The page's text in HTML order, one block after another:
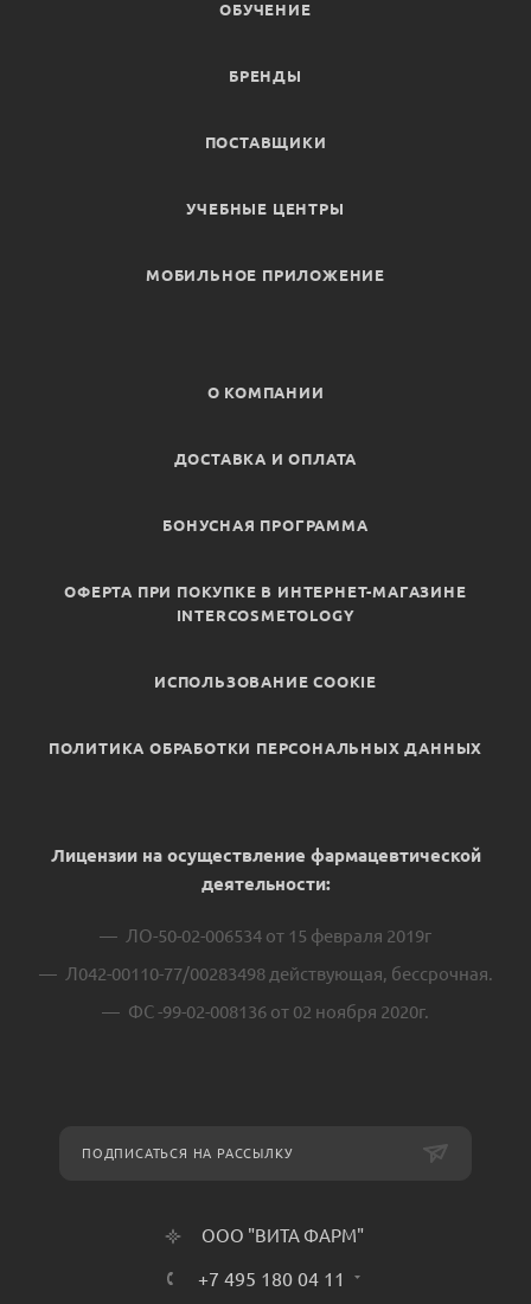
ОБУЧЕНИЕ
БРЕНДЫ
ПОСТАВЩИКИ
УЧЕБНЫЕ ЦЕНТРЫ
МОБИЛЬНОЕ ПРИЛОЖЕНИЕ
О КОМПАНИИ
ДОСТАВКА И ОПЛАТА
БОНУСНАЯ ПРОГРАММА
ОФЕРТА ПРИ ПОКУПКЕ В ИНТЕРНЕТ-МАГАЗИНЕ
INTERCOSMETOLOGY
ИСПОЛЬЗОВАНИЕ COOKIE
ПОЛИТИКА ОБРАБОТКИ ПЕРСОНАЛЬНЫХ ДАННЫХ
Лицензии на осуществление фармацевтической
деятельности:
ЛО-50-02-006534 от 15 февраля 2019г
Л042-00110-77/00283498 действующая, бессрочная.
ФС -99-02-008136 от 02 ноября 2020г.
ПОДПИСАТЬСЯ НА РАССЫЛКУ
ООО "ВИТА ФАРМ"
+7 495 180 04 11